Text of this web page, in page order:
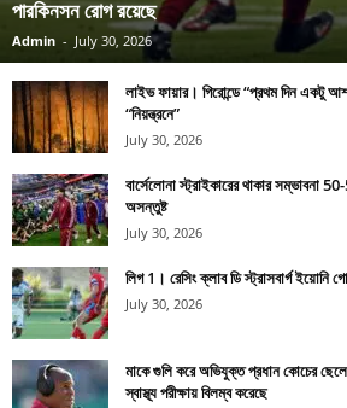
পারকিনসন রোগ রয়েছে
Admin - July 30, 2026
লাইভ ফায়ার। গিরোন্ডে “প্রথম দিন একটু
“নিয়ন্ত্রনে”
July 30, 2026
বার্সেলোনা স্ট্রাইকারের থাকার সম্ভাবনা
অসন্তুষ্ট
July 30, 2026
লিগ 1। রেসিং ক্লাব ডি স্ট্রাসবার্গ ইয়োনি
July 30, 2026
মাকে গুলি করে অভিযুক্ত প্রধান কোচের
স্বাস্থ্য পরীক্ষায় বিলম্ব করেছে